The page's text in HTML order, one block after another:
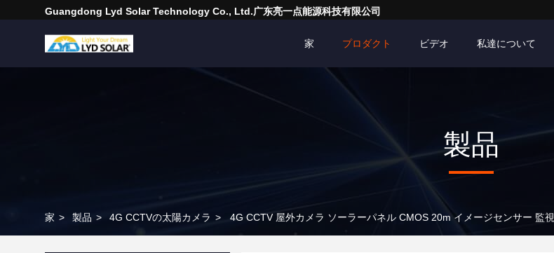
Guangdong Lyd Solar Technology Co., Ltd.广东亮一点能源科技有限公司
家 プロダクト ビデオ 私達について
製品
家 > 製品 > 4G CCTVの太陽カメラ > 4G CCTV 屋外カメラ ソーラーパネル CMOS 20m イメージセンサー 監視